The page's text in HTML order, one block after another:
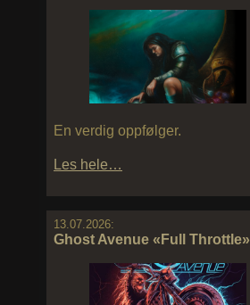
En verdig oppfølger.
Les hele…
13.07.2026:
Ghost Avenue «Full Throttle»